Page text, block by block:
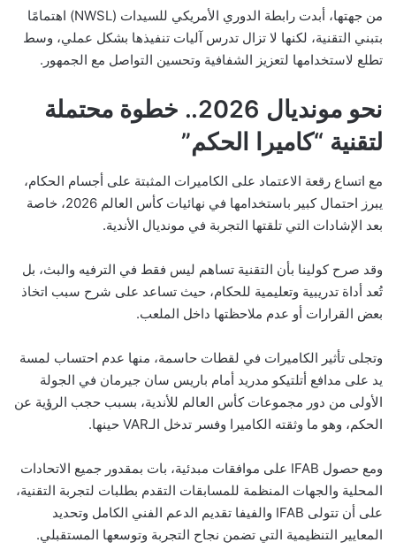
من جهتها، أبدت رابطة الدوري الأمريكي للسيدات (NWSL) اهتمامًا
بتبني التقنية، لكنها لا تزال تدرس آليات تنفيذها بشكل عملي، وسط
تطلع لاستخدامها لتعزيز الشفافية وتحسين التواصل مع الجمهور.
نحو مونديال 2026.. خطوة محتملة
لتقنية “كاميرا الحكم”
مع اتساع رقعة الاعتماد على الكاميرات المثبتة على أجسام الحكام،
يبرز احتمال كبير باستخدامها في نهائيات كأس العالم 2026، خاصة
بعد الإشادات التي تلقتها التجربة في مونديال الأندية.
وقد صرح كولينا بأن التقنية تساهم ليس فقط في الترفيه والبث، بل
تُعد أداة تدريبية وتعليمية للحكام، حيث تساعد على شرح سبب اتخاذ
بعض القرارات أو عدم ملاحظتها داخل الملعب.
وتجلى تأثير الكاميرات في لقطات حاسمة، منها عدم احتساب لمسة
يد على مدافع أتلتيكو مدريد أمام باريس سان جيرمان في الجولة
الأولى من دور مجموعات كأس العالم للأندية، بسبب حجب الرؤية عن
الحكم، وهو ما وثقته الكاميرا وفسر تدخل الـVAR حينها.
ومع حصول IFAB على موافقات مبدئية، بات بمقدور جميع الاتحادات
المحلية والجهات المنظمة للمسابقات التقدم بطلبات لتجربة التقنية،
على أن تتولى IFAB والفيفا تقديم الدعم الفني الكامل وتحديد
المعايير التنظيمية التي تضمن نجاح التجربة وتوسعها المستقبلي.